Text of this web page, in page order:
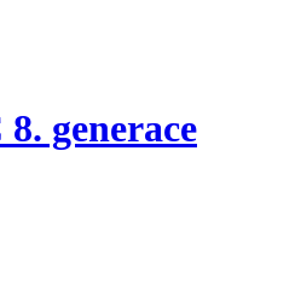
generace